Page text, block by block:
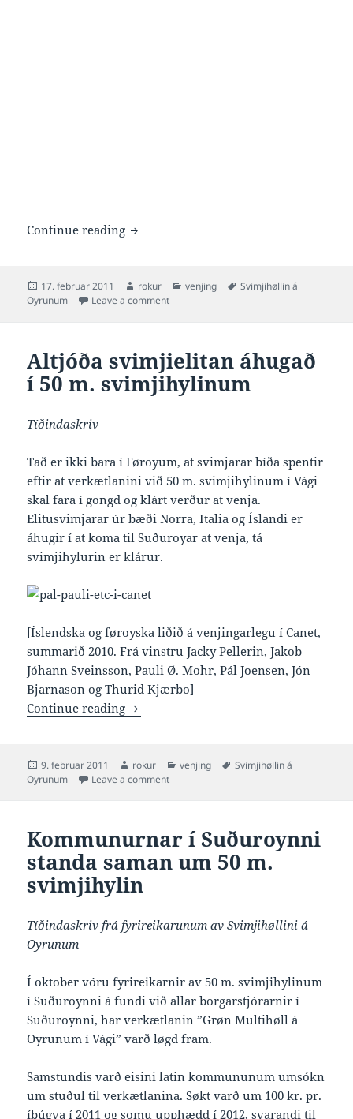
Continue reading Hylurin í Vági verður ikki bara til
Posted
on
17. februar 2011 Author
rokur Categories
venjing Tags
Svimjihøllin á
Oyrunum
Leave a commenton Hylurin í Vági verður ikki bara til
Altjóða svimjielitan áhugað
í 50 m. svimjihylinum
Tíðindaskriv
Tað er ikki bara í Føroyum, at svimjarar bíða spentir
eftir at verkætlanini við 50 m. svimjihylinum í Vági
skal fara í gongd og klárt verður at venja.
Elitusvimjarar úr bæði Norra, Italia og Íslandi er
áhugir í at koma til Suðuroyar at venja, tá
svimjihylurin er klárur.
[Íslendska og føroyska liðið á venjingarlegu í Canet,
summarið 2010. Frá vinstru Jacky Pellerin, Jakob
Jóhann Sveinsson, Pauli Ø. Mohr, Pál Joensen, Jón
Bjarnason og Thurid Kjærbo]
Continue reading Altjóða svimjielitan áhugað í 50 m.
Posted
on
9. februar 2011 Author
rokur Categories
venjing Tags
Svimjihøllin á
Oyrunum
Leave a commenton Altjóða svimjielitan áhugað í 50 m.
Kommunurnar í Suðuroynni
standa saman um 50 m.
svimjihylin
Tíðindaskriv frá fyrireikarunum av Svimjihøllini á
Oyrunum
Í oktober vóru fyrireikarnir av 50 m. svimjihylinum
í Suðuroynni á fundi við allar borgarstjórarnir í
Suðuroynni, har verkætlanin ”Grøn Multihøll á
Oyrunum í Vági” varð løgd fram.
Samstundis varð eisini latin kommununum umsókn
um stuðul til verkætlanina. Søkt varð um 100 kr. pr.
íbúgva í 2011 og somu upphædd í 2012, svarandi til